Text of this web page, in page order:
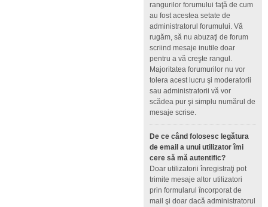
rangurilor forumului faţă de cum
au fost acestea setate de
administratorul forumului. Vă
rugăm, să nu abuzaţi de forum
scriind mesaje inutile doar
pentru a vă creşte rangul.
Majoritatea forumurilor nu vor
tolera acest lucru şi moderatorii
sau administratorii vă vor
scădea pur şi simplu numărul de
mesaje scrise.
De ce când folosesc legătura
de email a unui utilizator îmi
cere să mă autentific?
Doar utilizatorii înregistraţi pot
trimite mesaje altor utilizatori
prin formularul încorporat de
mail şi doar dacă administratorul